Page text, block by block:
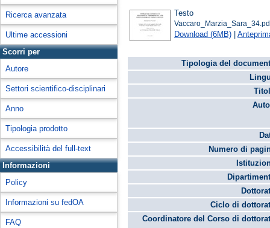
Ricerca avanzata
Ultime accessioni
Scorri per
Autore
Settori scientifico-disciplinari
Anno
Tipologia prodotto
Accessibilità del full-text
Informazioni
Policy
Informazioni su fedOA
FAQ
Testo
Download (6MB) |
Tipologia del
Numero di
Ciclo di
Coordinatore del Corso di